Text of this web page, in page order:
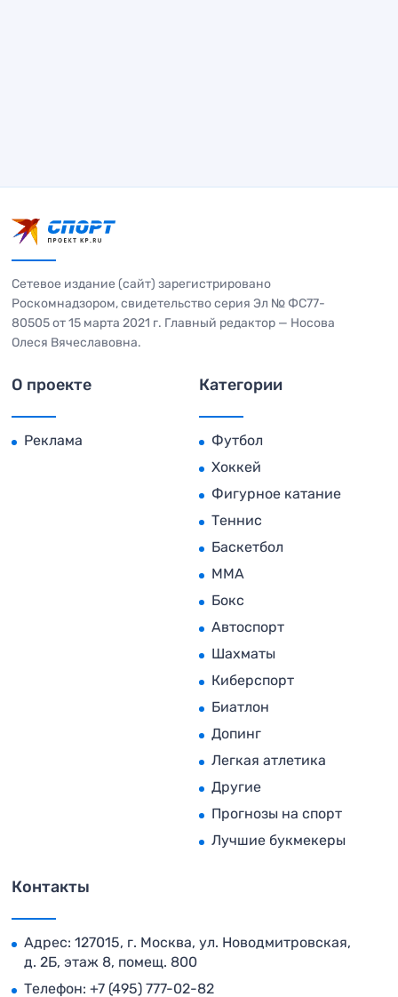
Сетевое издание (сайт) зарегистрировано
Роскомнадзором, свидетельство серия Эл № ФС77-
80505 от 15 марта 2021 г. Главный редактор — Носова
Олеся Вячеславовна.
О проекте
Реклама
Категории
Футбол
Хоккей
Фигурное катание
Теннис
Баскетбол
MMA
Бокс
Автоспорт
Шахматы
Киберспорт
Биатлон
Допинг
Легкая атлетика
Другие
Прогнозы на спорт
Лучшие букмекеры
Контакты
Адрес: 127015, г. Москва, ул. Новодмитровская,
д. 2Б, этаж 8, помещ. 800
Телефон: +7 (495) 777-02-82